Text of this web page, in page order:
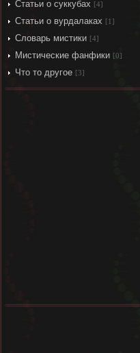
Статьи о суккубах [4]
Статьи о вурдалаках [1]
Словарь мистики [4]
Мистические фанфики [0]
Что то другое [3]